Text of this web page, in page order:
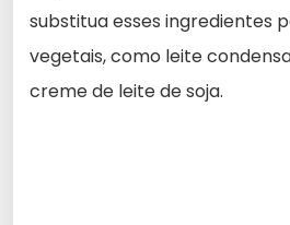
substitua esses ingredientes
vegetais, como leite
creme de leite de soja.